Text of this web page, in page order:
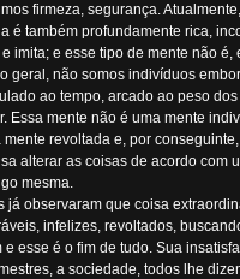
firmeza, segurança.
é também profundamente rica,
imita; e esse tipo de mente não
geral, não somos indivíduos
ao tempo, arcado ao peso
Essa mente não é uma mente
revoltada e, por
alterar as coisas de acordo com
mesma.
já observaram que coisa
infelizes, revoltados,
e esse é o fim de tudo. Sua
a sociedade, todos lhe